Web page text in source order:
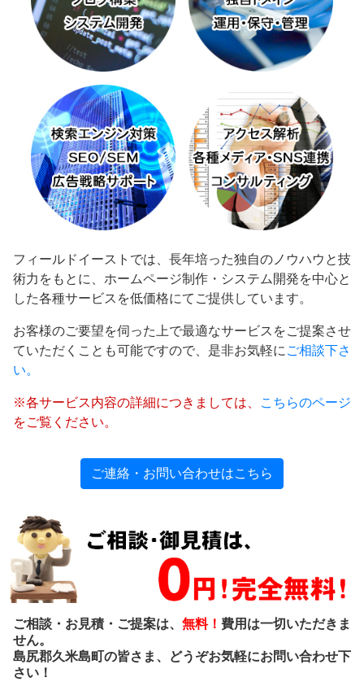
フィールドイーストでは、長年培った独自のノウハウと技
術力をもとに、ホームページ制作・システム開発を中心と
した各種サービスを低価格にてご提供しています。
お客様のご要望を伺った上で最適なサービスをご提案させ
ていただくことも可能ですので、是非お気軽に ご相談下さ
い。
※各サービス内容の詳細につきましては、
こちらのページ
をご覧ください。
ご連絡・お問い合わせはこちら
ご相談・お見積・ご提案は、 無料！ 費用は一切いただきま
せん。
島尻郡久米島町の皆さま、どうぞお気軽にお問い合わせ下
さい！